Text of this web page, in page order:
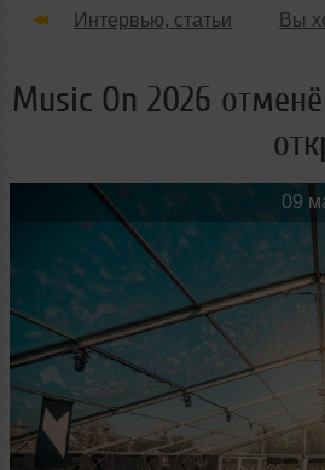
Интервью, статьи Вы
Танцевальные стили
Мужчина
Music On 2026
09